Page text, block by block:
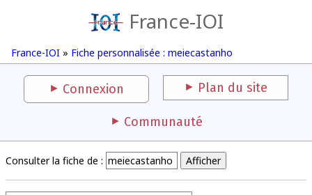
France-IOI
France-IOI » Fiche personnalisée : meiecastanho
Connexion Plan du site
Communauté
Consulter la fiche de :